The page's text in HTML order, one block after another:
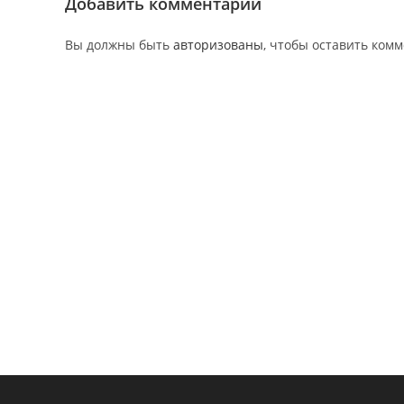
Вы должны быть авторизованы, чтобы оставить